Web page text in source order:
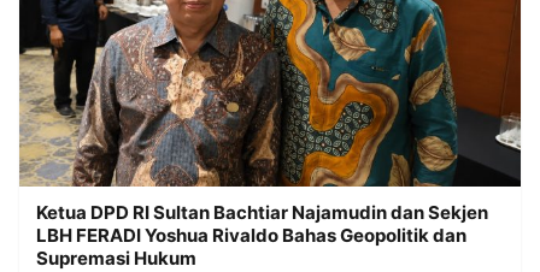
Ketua DPD RI Sultan Bachtiar Najamudin dan Sekjen
LBH FERADI Yoshua Rivaldo Bahas Geopolitik dan
Supremasi Hukum